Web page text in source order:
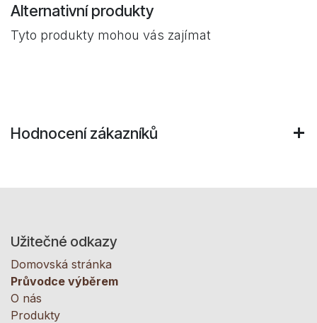
Alternativní produkty
Tyto produkty mohou vás zajímat
Hodnocení zákazníků
Užitečné odkazy
Domovská stránka
Průvodce výběrem
O nás
Produkty